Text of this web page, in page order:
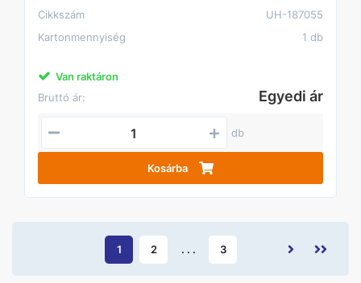
Cikkszám
UH-187055
Kartonmennyiség
1 db
Van raktáron
Bruttó ár:
Egyedi ár
db
Kosárba
1 2 . . . 3